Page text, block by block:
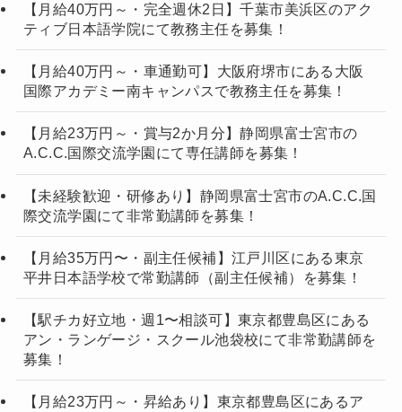
【月給40万円～・完全週休2日】千葉市美浜区のアク
ティブ日本語学院にて教務主任を募集！
【月給40万円～・車通勤可】大阪府堺市にある大阪
国際アカデミー南キャンパスで教務主任を募集！
【月給23万円～・賞与2か月分】静岡県富士宮市の
A.C.C.国際交流学園にて専任講師を募集！
【未経験歓迎・研修あり】静岡県富士宮市のA.C.C.国
際交流学園にて非常勤講師を募集！
【月給35万円〜・副主任候補】江戸川区にある東京
平井日本語学校で常勤講師（副主任候補）を募集！
【駅チカ好立地・週1〜相談可】東京都豊島区にある
アン・ランゲージ・スクール池袋校にて非常勤講師を
募集！
【月給23万円～・昇給あり】東京都豊島区にあるア